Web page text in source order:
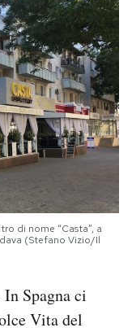
di nome “Casta”, a
(Stefano Vizio/Il
Spagna ci
Vita del